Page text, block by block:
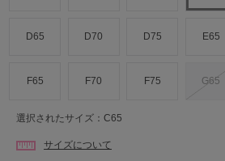
D65 D70 D75 E65
F65 F70 F75 G65
選択されたサイズ：C65
サイズについて